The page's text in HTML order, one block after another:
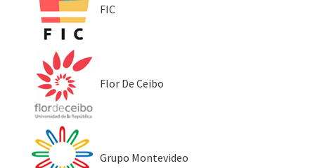
FIC
Flor De Ceibo
Grupo Montevideo